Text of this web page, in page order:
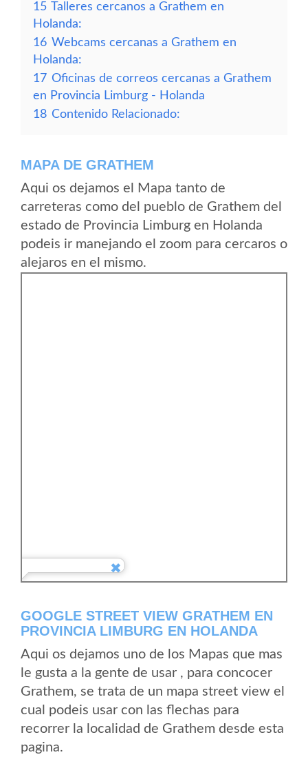
15 Talleres cercanos a Grathem en
Holanda:
16 Webcams cercanas a Grathem en
Holanda:
17 Oficinas de correos cercanas a Grathem
en Provincia Limburg - Holanda
18 Contenido Relacionado:
MAPA DE GRATHEM
Aqui os dejamos el Mapa tanto de
carreteras como del pueblo de Grathem del
estado de Provincia Limburg en Holanda
podeis ir manejando el zoom para cercaros o
alejaros en el mismo.
GOOGLE STREET VIEW GRATHEM EN
PROVINCIA LIMBURG EN HOLANDA
Aqui os dejamos uno de los Mapas que mas
le gusta a la gente de usar , para concocer
Grathem, se trata de un mapa street view el
cual podeis usar con las flechas para
recorrer la localidad de Grathem desde esta
pagina.